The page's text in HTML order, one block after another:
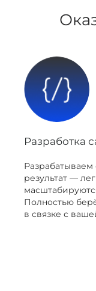
Разработка
результат —
Полностью
в связке с